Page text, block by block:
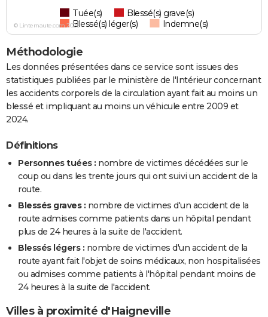
Tuée(s)
Blessé(s) grave(s)
Blessé(s) léger(s)
Indemne(s)
© Linternaute.com 2026
Méthodologie
Les données présentées dans ce service sont issues des
statistiques publiées par le ministère de l'Intérieur concernant
les accidents corporels de la circulation ayant fait au moins un
blessé et impliquant au moins un véhicule entre 2009 et
2024.
Définitions
Personnes tuées : nombre de victimes décédées sur le
coup ou dans les trente jours qui ont suivi un accident de la
route.
Blessés graves : nombre de victimes d'un accident de la
route admises comme patients dans un hôpital pendant
plus de 24 heures à la suite de l'accident.
Blessés légers : nombre de victimes d'un accident de la
route ayant fait l'objet de soins médicaux, non hospitalisées
ou admises comme patients à l'hôpital pendant moins de
24 heures à la suite de l'accident.
Villes à proximité d'Haigneville